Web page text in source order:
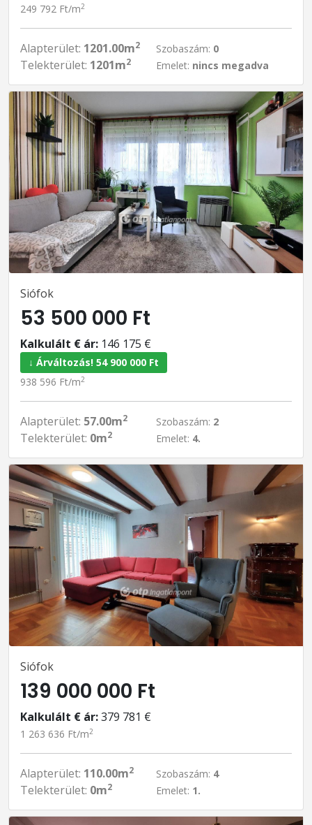
249 792 Ft/m2
Alapterület: 1201.00m2
Telekterület: 1201m2
Szobaszám: 0
Emelet: nincs megadva
Siófok
53 500 000 Ft
Kalkulált € ár: 146 175 €
↓ Árváltozás! 54 900 000 Ft
938 596 Ft/m2
Alapterület: 57.00m2
Telekterület: 0m2
Szobaszám: 2
Emelet: 4.
Siófok
139 000 000 Ft
Kalkulált € ár:379 781 €
1 263 636 Ft/m2
Alapterület: 110.00m2
Telekterület: 0m2
Szobaszám: 4
Emelet: 1.